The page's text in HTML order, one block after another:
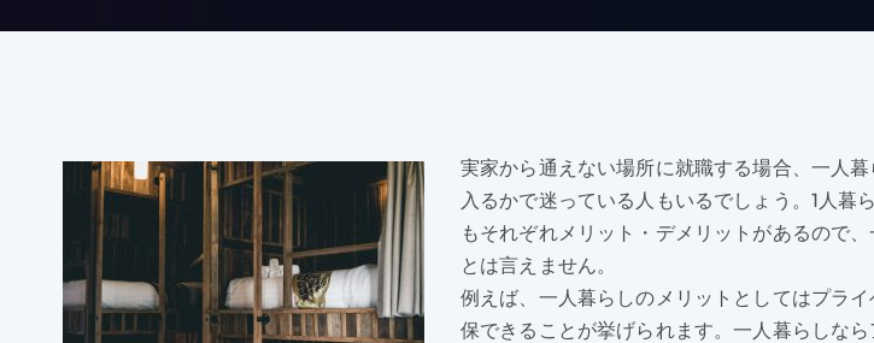
実家から通えない場所に就職する場合、一人
入るかで迷っている人もいるでしょう。1人暮
もそれぞれメリット・デメリットがあるので
とは言えません。
例えば、一人暮らしのメリットとしてはプラ
保できることが挙げられます。一人暮らしな